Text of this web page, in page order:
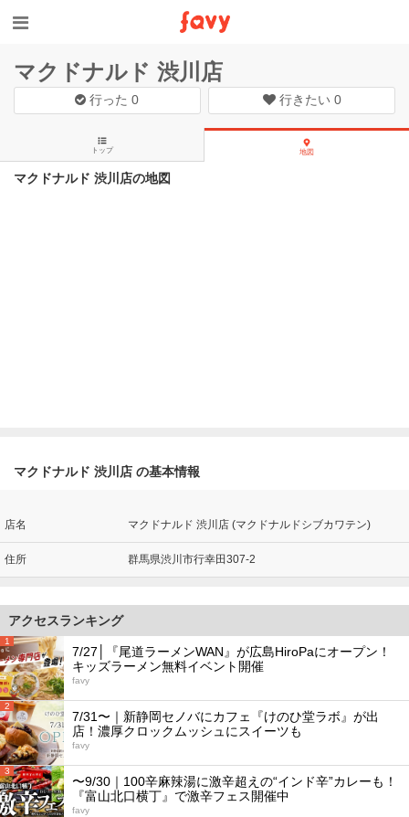
マクドナルド 渋川店
行った0 行きたい 0
トップ 地図
マクドナルド 渋川店の地図
マクドナルド 渋川店 の基本情報
店名 マクドナルド 渋川店 (マクドナルドシブカワテン)
住所 群馬県渋川市行幸田307-2
アクセスランキング
1
7/27│『尾道ラーメンWAN』が広島HiroPaにオープン！
キッズラーメン無料イベント開催
favy
2
7/31〜｜新静岡セノバにカフェ『けのひ堂ラボ』が出
店！濃厚クロックムッシュにスイーツも
favy
3
〜9/30｜100辛麻辣湯に激辛超えの“インド辛”カレーも！
『富山北口横丁』で激辛フェス開催中
favy